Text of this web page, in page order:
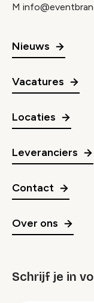
M
Nieuws
Vacatures
Locaties
Leveranciers
Contact
Over ons
Schrijf je in